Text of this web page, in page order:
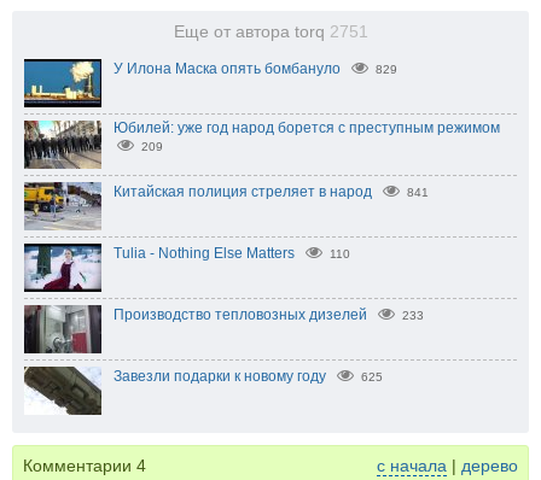
Еще от автора torq 2751
У Илона Маска опять бомбануло 829
Юбилей: уже год народ борется с преступным режимом
209
Китайская полиция стреляет в народ 841
Tulia - Nothing Else Matters 110
Производство тепловозных дизелей 233
Завезли подарки к новому году 625
Комментарии 4 с начала | дерево